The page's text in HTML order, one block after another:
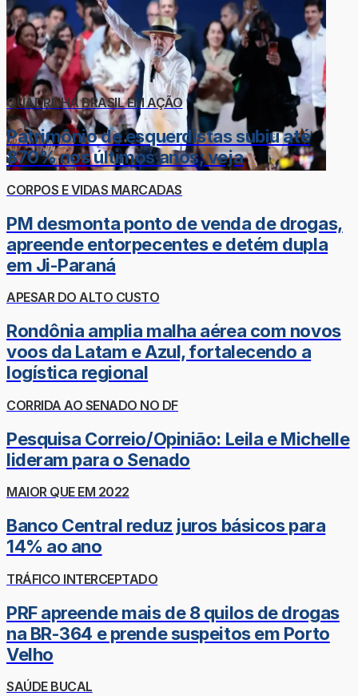
QUADRILHA BRASIL EM AÇÃO
Patrimônio de esquerdistas subiu até
870% nos últimos anos; veja
CORPOS E VIDAS MARCADAS
PM desmonta ponto de venda de drogas,
apreende entorpecentes e detém dupla
em Ji-Paraná
APESAR DO ALTO CUSTO
Rondônia amplia malha aérea com novos
voos da Latam e Azul, fortalecendo a
logística regional
CORRIDA AO SENADO NO DF
Pesquisa Correio/Opinião: Leila e Michelle
lideram para o Senado
MAIOR QUE EM 2022
Banco Central reduz juros básicos para
14% ao ano
TRÁFICO INTERCEPTADO
PRF apreende mais de 8 quilos de drogas
na BR-364 e prende suspeitos em Porto
Velho
SAÚDE BUCAL